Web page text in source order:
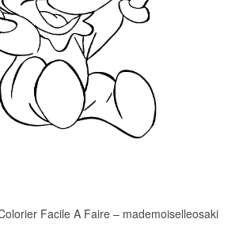
Facile A Faire – mademoiselleosaki